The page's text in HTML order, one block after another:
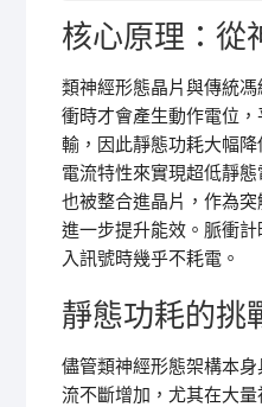
核心原理：從
類神經形態晶片與傳統
衝時才會產生動作電位
輸，因此靜態功耗大幅
電流特性來實現超低靜
也被整合進晶片，作為
進一步提升能效。脈衝
入訊號時幾乎不耗電。
靜態功耗的挑
儘管類神經形態架構本
流不斷增加，尤其在大